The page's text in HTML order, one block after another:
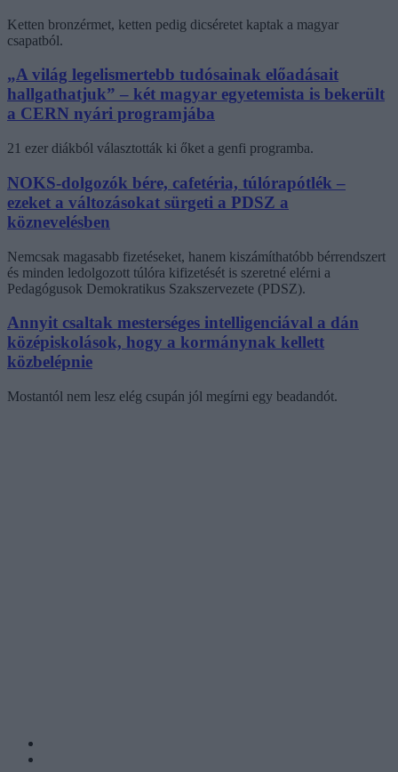
Ketten bronzérmet, ketten pedig dicséretet kaptak a magyar
csapatból.
„A világ legelismertebb tudósainak előadásait
hallgathatjuk” – két magyar egyetemista is bekerült
a CERN nyári programjába
21 ezer diákból választották ki őket a genfi programba.
NOKS-dolgozók bére, cafetéria, túlórapótlék –
ezeket a változásokat sürgeti a PDSZ a
köznevelésben
Nemcsak magasabb fizetéseket, hanem kiszámíthatóbb bérrendszert
és minden ledolgozott túlóra kifizetését is szeretné elérni a
Pedagógusok Demokratikus Szakszervezete (PDSZ).
Annyit csaltak mesterséges intelligenciával a dán
középiskolások, hogy a kormánynak kellett
közbelépnie
Mostantól nem lesz elég csupán jól megírni egy beadandót.